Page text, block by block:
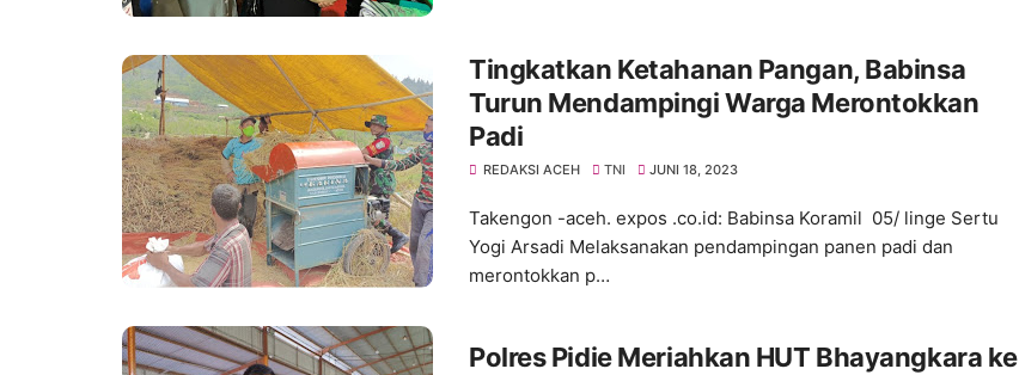
Tingkatkan Ketahanan Pangan, Babinsa
Turun Mendampingi Warga Merontokkan
Padi
REDAKSI ACEH TNI JUNI 18, 2023
Takengon -aceh. expos .co.id: Babinsa Koramil 05/ linge Sertu
Yogi Arsadi Melaksanakan pendampingan panen padi dan
merontokkan p…
Polres Pidie Meriahkan HUT Bhayangkara ke